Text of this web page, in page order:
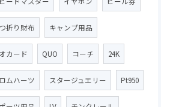
折り財布 キャンプ用品
カード QUO コーチ 24K
ムハーツ スタージュエリー Pt950